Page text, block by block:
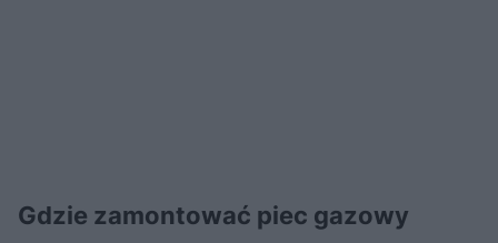
Gdzie zamontować piec gazowy